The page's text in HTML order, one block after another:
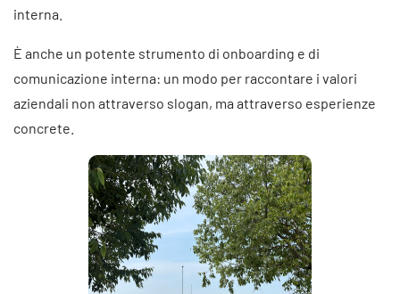
interna.
È anche un potente strumento di onboarding e di
comunicazione interna: un modo per raccontare i valori
aziendali non attraverso slogan, ma attraverso esperienze
concrete.